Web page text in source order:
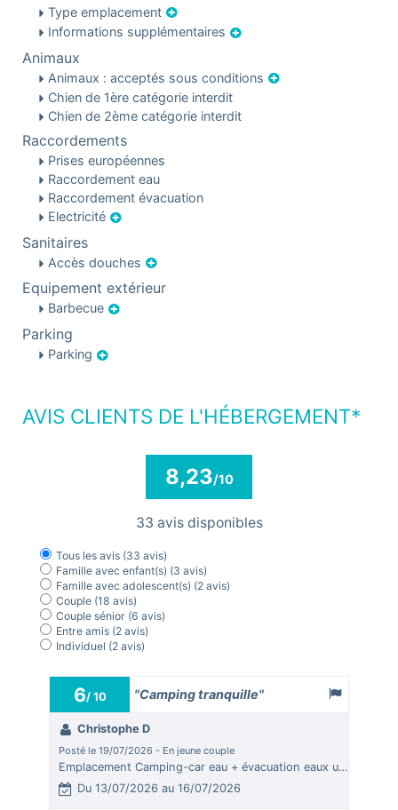
Type emplacement
Informations supplémentaires
Animaux
Animaux : acceptés sous conditions
Chien de 1ère catégorie interdit
Chien de 2ème catégorie interdit
Raccordements
Prises européennes
Raccordement eau
Raccordement évacuation
Electricité
Sanitaires
Accès douches
Equipement extérieur
Barbecue
Parking
Parking
AVIS CLIENTS DE L'HÉBERGEMENT*
8,23/10
33 avis disponibles
Tous les avis (33 avis)
Famille avec enfant(s) (3 avis)
Famille avec adolescent(s) (2 avis)
Couple (18 avis)
Couple sénior (6 avis)
Entre amis (2 avis)
Individuel (2 avis)
6/ 10 "Camping tranquille"
Christophe D
Posté le 19/07/2026 - En jeune couple
Emplacement Camping-car eau + évacuation eaux usées / (branchement électrique en option)
Du 13/07/2026 au 16/07/2026